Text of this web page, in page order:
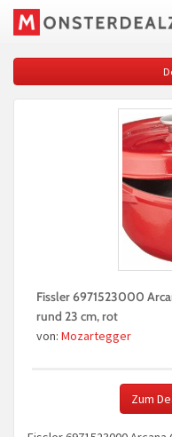
Fissler 6971523000
rund 23 cm, rot
von: Mozartegger
Zum